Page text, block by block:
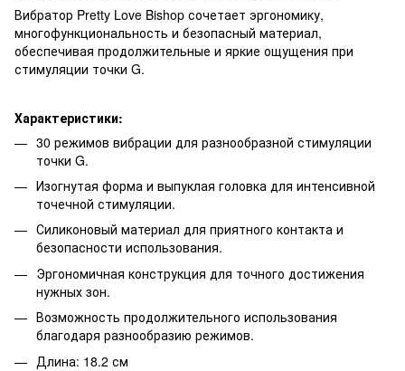
Вибратор Pretty Love Bishop сочетает эргономику,
многофункциональность и безопасный материал,
обеспечивая продолжительные и яркие ощущения при
стимуляции точки G.
Характеристики:
30 режимов вибрации для разнообразной стимуляции
точки G.
Изогнутая форма и выпуклая головка для интенсивной
точечной стимуляции.
Силиконовый материал для приятного контакта и
безопасности использования.
Эргономичная конструкция для точного достижения
нужных зон.
Возможность продолжительного использования
благодаря разнообразию режимов.
Длина: 18.2 см